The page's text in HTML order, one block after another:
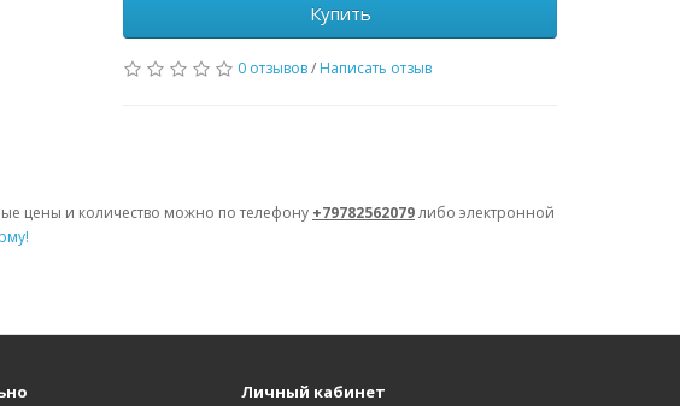
Купить
0 отзывов/ Написать отзыв
цены и количество можно по телефону +79782562079либо электронной
Личный кабинет